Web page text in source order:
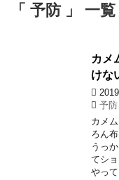
「 予防 」 一覧
カメ
けな
予防
カメ
ろん
うっ
てシ
やっ